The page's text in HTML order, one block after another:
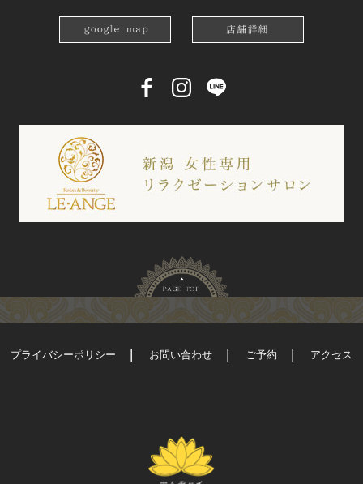
プライバシーポリシー お問い合わせ ご予約 アクセス